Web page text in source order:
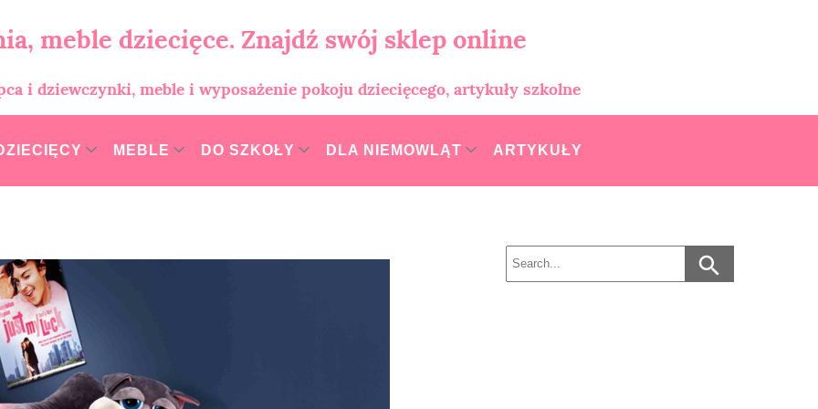
meble dziecięce. Znajdź swój sklep online
i dziewczynki, meble i wyposażenie pokoju dziecięcego, artykuły szkolne
MEBLE DO SZKOŁY DLA NIEMOWLĄT ARTYKUŁY